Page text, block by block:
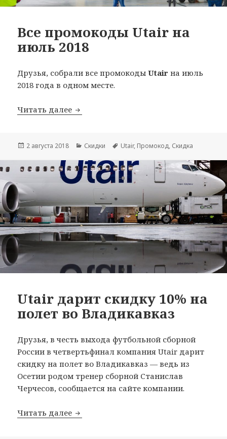
Все промокоды Utair на
июль 2018
Друзья, собрали все промокодыUtair на июль
2018 года в одном месте.
Читать далее Все промокоды Utair на июль 2018
Опубликовано
2 августа 2018 Рубрики
Скидки Метки
Utair, Промокод, Скидка
Utair дарит скидку 10% на
полет во Владикавказ
Друзья, в честь выхода футбольной сборной
России в четвертьфинал компания Utair дарит
скидку на полет во Владикавказ — ведь из
Осетии родом тренер сборной Станислав
Черчесов, сообщается на сайте компании.
Читать далее Utair дарит скидку 10% на полет во